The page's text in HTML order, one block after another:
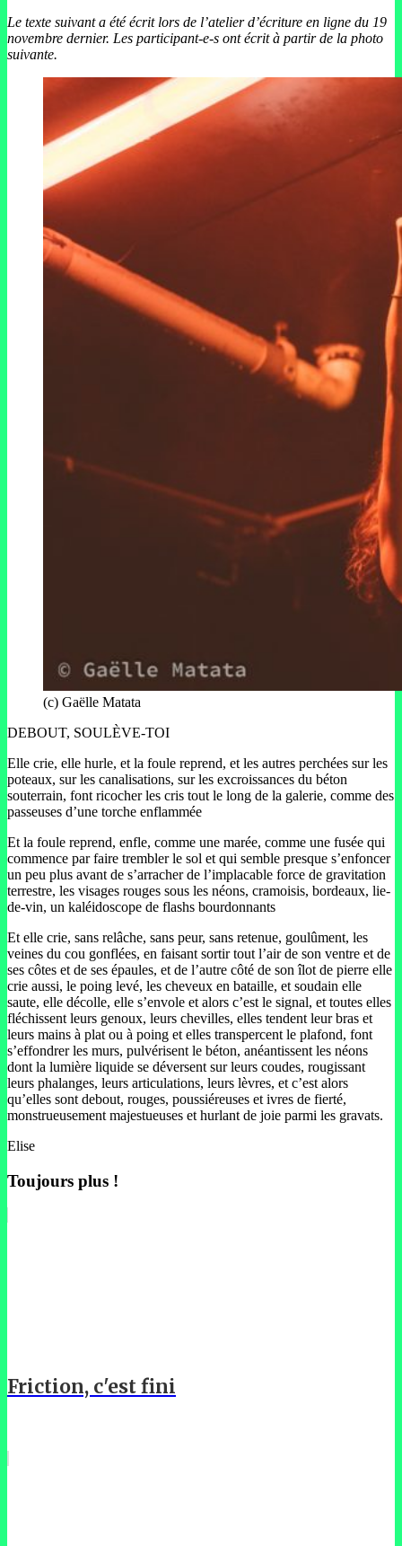
Le texte suivant a été écrit lors de l’atelier d’écriture en ligne du 19
novembre dernier. Les participant-e-s ont écrit à partir de la photo
suivante.
(c) Gaëlle Matata
DEBOUT, SOULÈVE-TOI
Elle crie, elle hurle, et la foule reprend, et les autres perchées sur les
poteaux, sur les canalisations, sur les excroissances du béton
souterrain, font ricocher les cris tout le long de la galerie, comme des
passeuses d’une torche enflammée
Et la foule reprend, enfle, comme une marée, comme une fusée qui
commence par faire trembler le sol et qui semble presque s’enfoncer
un peu plus avant de s’arracher de l’implacable force de gravitation
terrestre, les visages rouges sous les néons, cramoisis, bordeaux, lie-
de-vin, un kaléidoscope de flashs bourdonnants
Et elle crie, sans relâche, sans peur, sans retenue, goulûment, les
veines du cou gonflées, en faisant sortir tout l’air de son ventre et de
ses côtes et de ses épaules, et de l’autre côté de son îlot de pierre elle
crie aussi, le poing levé, les cheveux en bataille, et soudain elle
saute, elle décolle, elle s’envole et alors c’est le signal, et toutes elles
fléchissent leurs genoux, leurs chevilles, elles tendent leur bras et
leurs mains à plat ou à poing et elles transpercent le plafond, font
s’effondrer les murs, pulvérisent le béton, anéantissent les néons
dont la lumière liquide se déversent sur leurs coudes, rougissant
leurs phalanges, leurs articulations, leurs lèvres, et c’est alors
qu’elles sont debout, rouges, poussiéreuses et ivres de fierté,
monstrueusement majestueuses et hurlant de joie parmi les gravats.
Elise
Toujours plus !
Friction, c'est fini